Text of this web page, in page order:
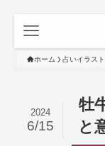
ホーム 占いイラスト
牡
と
2024
6/15